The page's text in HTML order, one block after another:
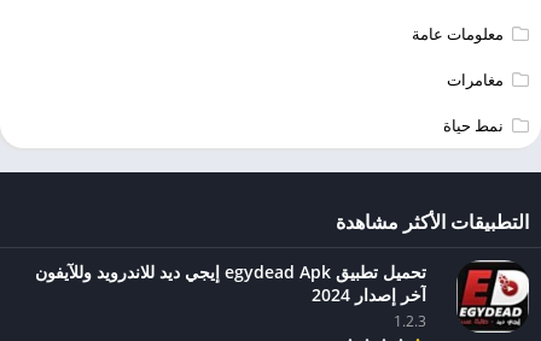
معلومات عامة
مغامرات
نمط حياة
التطبيقات الأكثر مشاهدة
تحميل تطبيق egydead Apk إيجي ديد للاندرويد وللآيفون
آخر إصدار 2024
1.2.3